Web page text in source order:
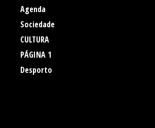
Agenda
Sociedade
CULTURA
PÁGINA 1
Desporto